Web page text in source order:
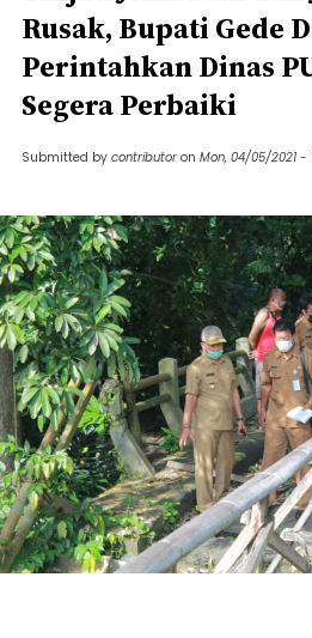
Rusak, Bupati Gede
Perintahkan Dinas
Segera Perbaiki
Submitted by contributor on Mon, 04/05/2021 -